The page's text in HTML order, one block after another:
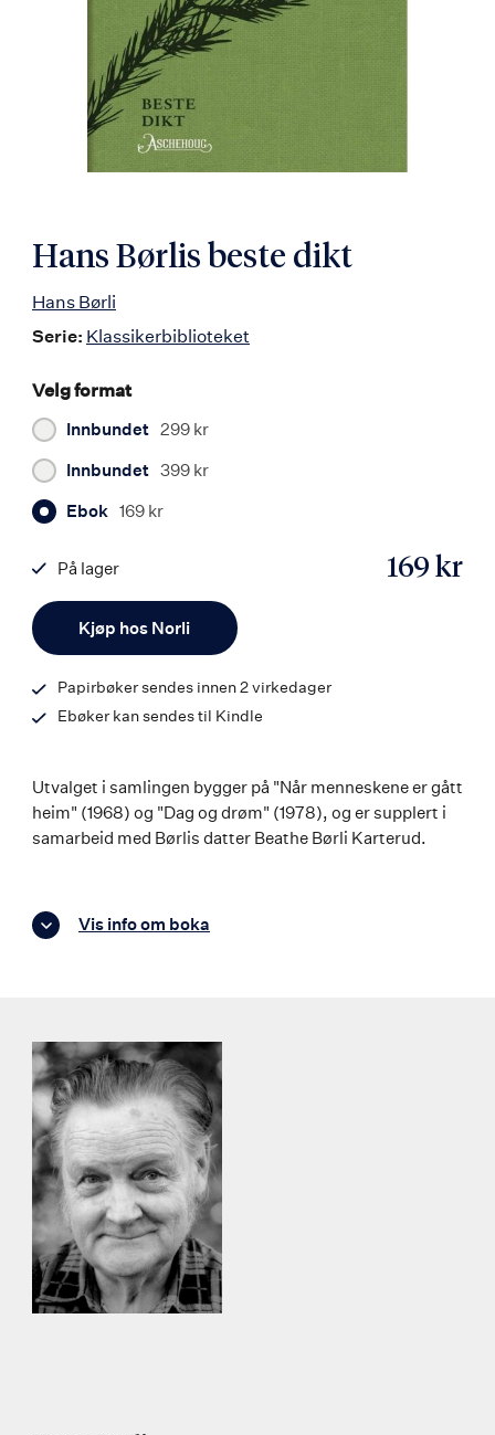
Hans Børlis beste dikt
Hans Børli
Serie: Klassikerbiblioteket
Velg format
Innbundet 299 kr
Innbundet 399 kr
Ebok 169 kr
Kjøp hos Norli
169 kr
På lager
9788203360282
Papirbøker sendes innen 2 virkedager
Ebøker kan sendes til Kindle
Utvalget i samlingen bygger på "Når menneskene er gått
heim" (1968) og "Dag og drøm" (1978), og er supplert i
samarbeid med Børlis datter Beathe Børli Karterud.
Vis info om boka